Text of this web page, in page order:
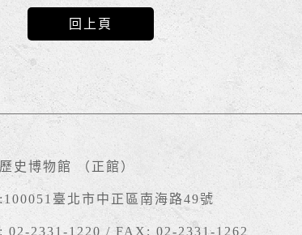
回上頁
史博物館 （正館）
臺北市中正區南海路49號
02-2331-1220 / FAX: 02-2331-1262